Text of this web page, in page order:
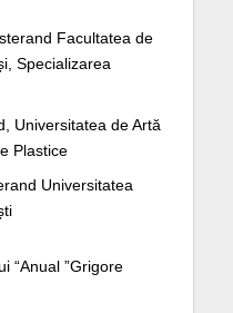
Facultatea de
Specializarea
Universitatea de Artă
Plastice
Universitatea
“Anual ”Grigore